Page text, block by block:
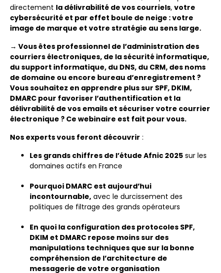
directement la délivrabilité de vos courriels, votre
cybersécurité et par effet boule de neige : votre
image de marque et votre stratégie au sens large.
→ Vous êtes professionnel de l’administration des
courriers électroniques, de la sécurité informatique,
du support informatique, du DNS, du CRM, des noms
de domaine ou encore bureau d’enregistrement ?
Vous souhaitez en apprendre plus sur SPF, DKIM,
DMARC pour favoriser l’authentification et la
délivrabilité de vos emails et sécuriser votre courrier
électronique ? Ce webinaire est fait pour vous.
Nos experts vous feront découvrir :
Les grands chiffres de l’étude Afnic 2025 sur les
domaines actifs en France
Pourquoi DMARC est aujourd’hui
incontournable, avec le durcissement des
politiques de filtrage des grands opérateurs
En quoi la configuration des protocoles SPF,
DKIM et DMARC repose moins sur des
manipulations techniques que sur la bonne
compréhension de l’architecture de
messagerie de votre organisation